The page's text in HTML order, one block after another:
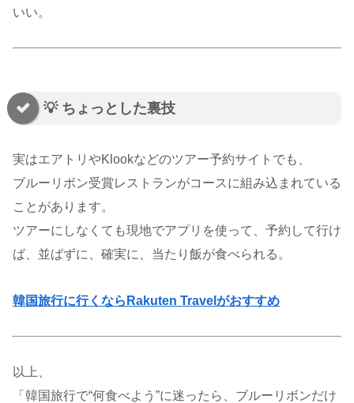
いい。
💡 ちょっとした裏技
実はエアトリやKlookなどのツアー予約サイトでも、
ブルーリボン受賞レストランがコースに組み込まれている
ことがあります。
ツアーにしなくても現地でアプリを使って、予約して行け
ば、並ばずに、確実に、当たり飯が食べられる。
韓国旅行に行くならRakuten Travelがおすすめ
以上、
「韓国旅行で“何食べよう”に迷ったら、ブルーリボンだけ